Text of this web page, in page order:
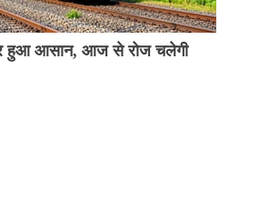
हुआ आसान, आज से रोज चलेगी